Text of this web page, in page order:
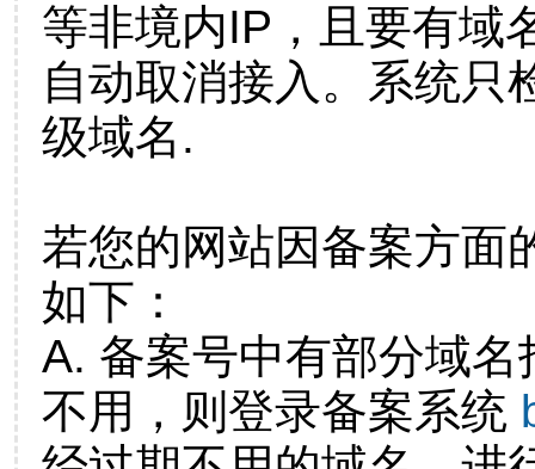
等非境内IP，且要有域
自动取消接入。系统只
级域名.
若您的网站因备案方面
如下：
A. 备案号中有部分域
不用，则登录备案系统